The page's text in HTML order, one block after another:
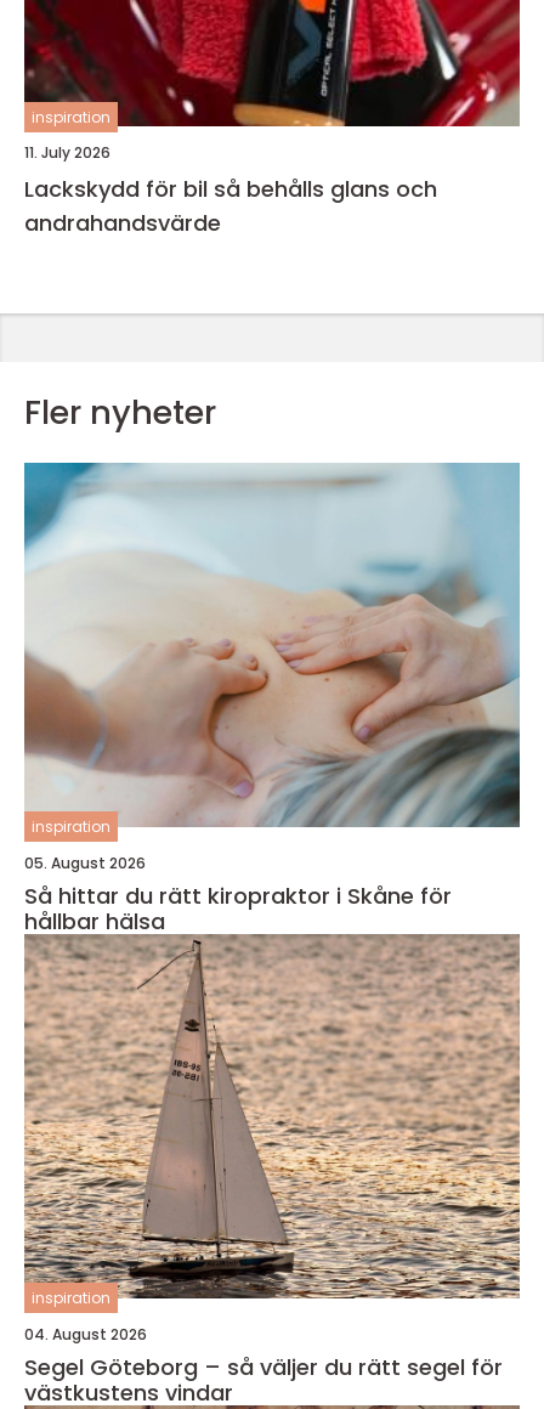
inspiration
11. July 2026
Lackskydd för bil så behålls glans och
andrahandsvärde
Fler nyheter
inspiration
05. August 2026
Så hittar du rätt kiropraktor i Skåne för
hållbar hälsa
inspiration
04. August 2026
Segel Göteborg – så väljer du rätt segel för
västkustens vindar